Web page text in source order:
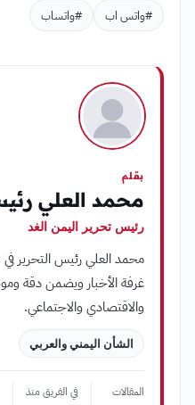
#واتس اب #واتساب
بقلم
محمد العلي
رئيس تحرير اليمن الغد
محمد العلي رئيس التحرير
غرفة الأخبار ويضمن دقة
والاقتصادي والاجتماعي.
الشأن اليمني والعربي
المقالات في الفريق منذ